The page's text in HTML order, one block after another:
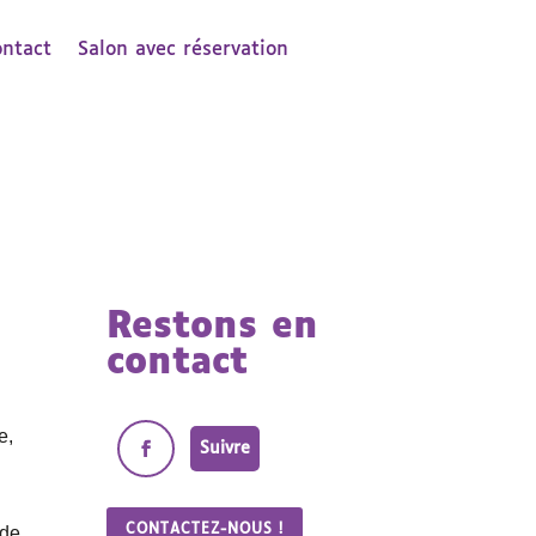
Salon avec réservation
Restons en
contact
Suivre
CONTACTEZ-NOUS !